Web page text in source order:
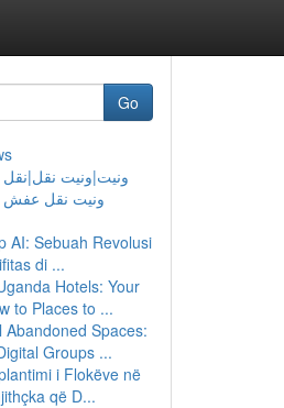
Go
ونيت|ونيت
ونيت نقل عفش
AI: Sebuah Revolusi
di ...
Hotels: Your
to Places to ...
Abandoned Spaces:
Groups ...
i Flokëve në
që D...